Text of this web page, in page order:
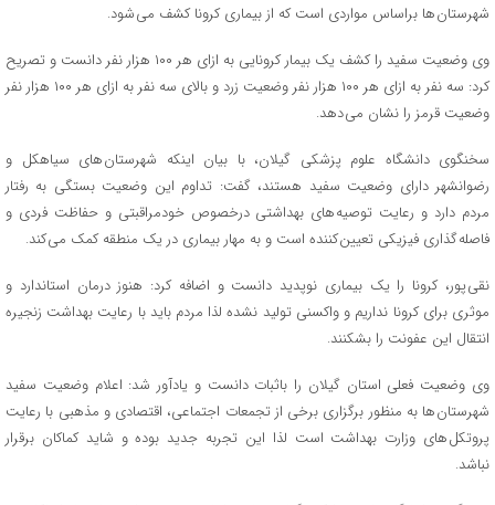
شهرستان ها براساس مواردی است که از بیماری کرونا کشف می شود.
وی وضعیت سفید را کشف یک بیمار کرونایی به ازای هر ۱۰۰ هزار نفر دانست و تصریح
کرد: سه نفر به ازای هر ۱۰۰ هزار نفر وضعیت زرد و بالای سه نفر به ازای هر ۱۰۰ هزار نفر
وضعیت قرمز را نشان می دهد.
سخنگوی دانشگاه علوم پزشکی گیلان، با بیان اینکه شهرستان های سیاهکل و
رضوانشهر دارای وضعیت سفید هستند، گفت: تداوم این وضعیت بستگی به رفتار
مردم دارد و رعایت توصیه های بهداشتی درخصوص خودمراقبتی و حفاظت فردی و
فاصله گذاری فیزیکی تعیین کننده است و به مهار بیماری در یک منطقه کمک می کند.
نقی پور، کرونا را یک بیماری نوپدید دانست و اضافه کرد: هنوز درمان استاندارد و
موثری برای کرونا نداریم و واکسنی تولید نشده لذا مردم باید با رعایت بهداشت زنجیره
انتقال این عفونت را بشکنند.
وی وضعیت فعلی استان گیلان را باثبات دانست و یادآور شد: اعلام وضعیت سفید
شهرستان ها به منظور برگزاری برخی از تجمعات اجتماعی، اقتصادی و مذهبی با رعایت
پروتکل های وزارت بهداشت است لذا این تجربه جدید بوده و شاید کماکان برقرار
نباشد.